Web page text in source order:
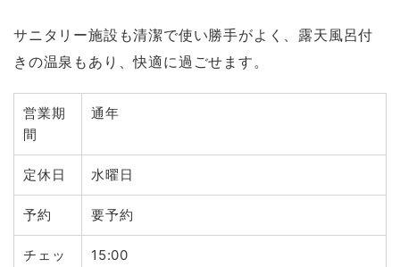
サニタリー施設も清潔で使い勝手がよく、露天風呂付
きの温泉もあり、快適に過ごせます。
営業期
間
通年
定休日 水曜日
予約 要予約
チェッ
15:00